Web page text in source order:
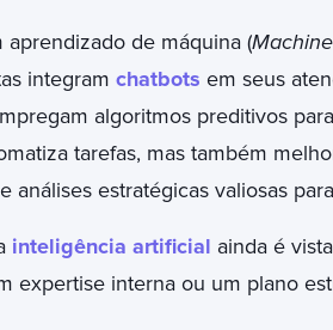
de máquina (
integram chatbots em seus
algoritmos preditivos
tarefas, mas também
análises estratégicas valiosas
inteligência artificial ainda é
expertise interna ou um plano